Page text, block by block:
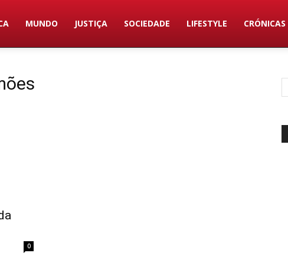
MUNDO JUSTIÇA SOCIEDADE LIFESTYLE CRÓNICAS
0